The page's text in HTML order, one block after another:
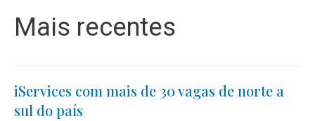
Mais recentes
iServices com mais de 30 vagas de norte a
sul do país